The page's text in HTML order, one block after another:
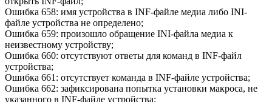
Ошибка 658: имя устройства в INF-файле медиа либо INI-
файле устройства не определено;
Ошибка 659: произошло обращение INI-файла медиа к
неизвестному устройству;
Ошибка 660: отсутствуют ответы для команд в INF-файл
устройства;
Ошибка 661: отсутствует команда в INF-файле устройства;
Ошибка 662: зафиксирована попытка установки макроса, не
указанного в INF-файле устройства;